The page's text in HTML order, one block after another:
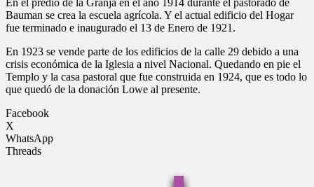
Bauman se crea la escuela agrícola. Y el actual edificio del Hogar
fue terminado e inaugurado el 13 de Enero de 1921.
En 1923 se vende parte de los edificios de la calle 29 debido a una
crisis económica de la Iglesia a nivel Nacional. Quedando en pie el
Templo y la casa pastoral que fue construida en 1924, que es todo lo
que quedó de la donación Lowe al presente.
Facebook
X
WhatsApp
Threads